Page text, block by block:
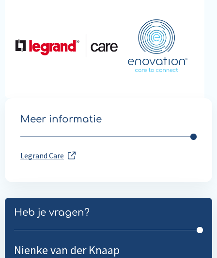
Meer informatie
Legrand Care
Heb je vragen?
Nienke van der Knaap